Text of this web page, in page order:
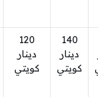
140
دينار
كويتي
120
دينار
كويتي